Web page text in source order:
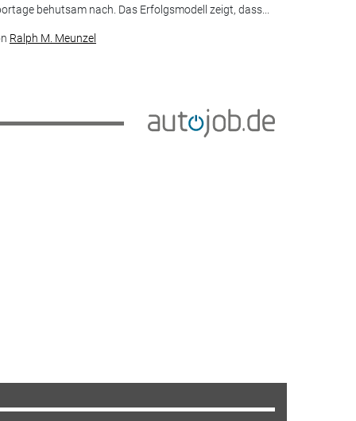
behutsam nach. Das Erfolgsmodell zeigt, dass...
Ralph M. Meunzel